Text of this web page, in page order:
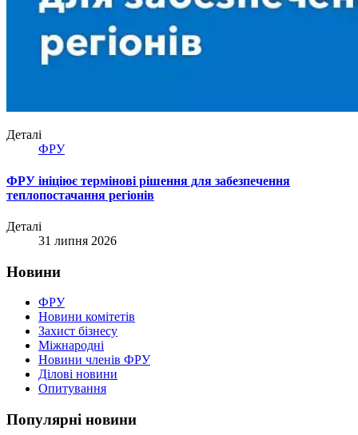
Деталі
ФРУ
ФРУ ініціює термінові рішення для забезпечення
теплопостачання регіонів
Деталі
31 липня 2026
Новини
ФРУ
Новини комітетів
Захист бізнесу
Міжнародні
Новини членів ФРУ
Ділові новини
Опитування
Популярні новини